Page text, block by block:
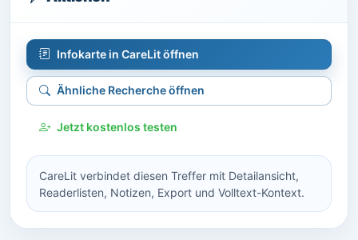
Infokarte in CareLit öffnen
Ähnliche Recherche öffnen
Jetzt kostenlos testen
CareLit verbindet diesen Treffer mit Detailansicht,
Readerlisten, Notizen, Export und Volltext-Kontext.